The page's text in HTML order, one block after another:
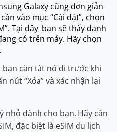
Galaxy cũng đơn giản
vào mục “Cài đặt”, chọn
Tại đây, bạn sẽ thấy danh
có trên máy. Hãy chọn
bạn cần tắt nó đi trước khi
nút “Xóa” và xác nhận lại
nhỏ dành cho bạn. Hãy cân
đặc biệt là eSIM du lịch